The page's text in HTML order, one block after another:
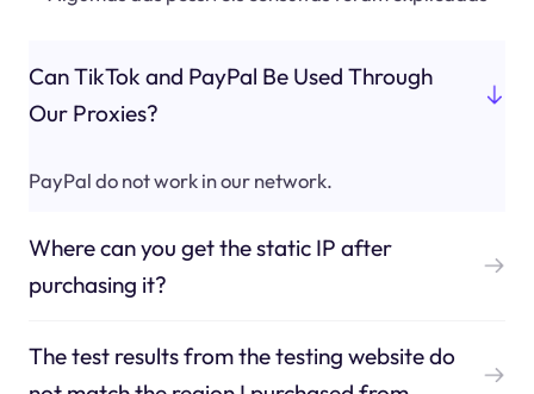
Can TikTok and PayPal Be Used Through
Our Proxies?
PayPal do not work in our network.
Where can you get the static IP after
purchasing it?
The test results from the testing website do